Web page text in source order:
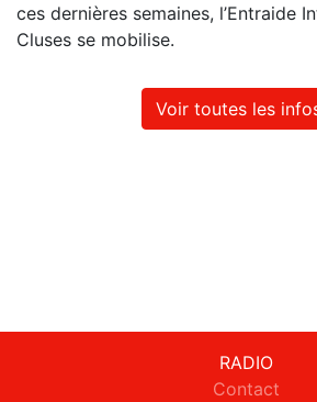
ces dernières semaines, l’Entraide
Cluses se mobilise.
Voir toutes les
RADIO
Contact